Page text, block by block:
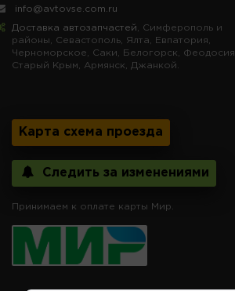
info@avtovse.com.ru
Доставка автозапчастей , Симферополь и
районы, Севастополь, Ялта, Евпатория,
Черноморское, Саки, Белогорск, Феодосия,
Старый Крым, Армянск, Джанкой.
Карта схема проезда
Следить за изменениями
Принимаем к оплате карты Мир.